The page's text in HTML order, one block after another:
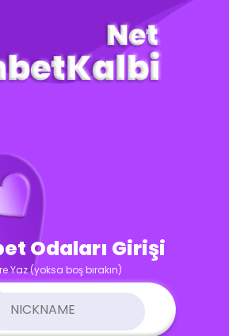
Odaları Girişi
Yaz (yoksa boş bırakın)